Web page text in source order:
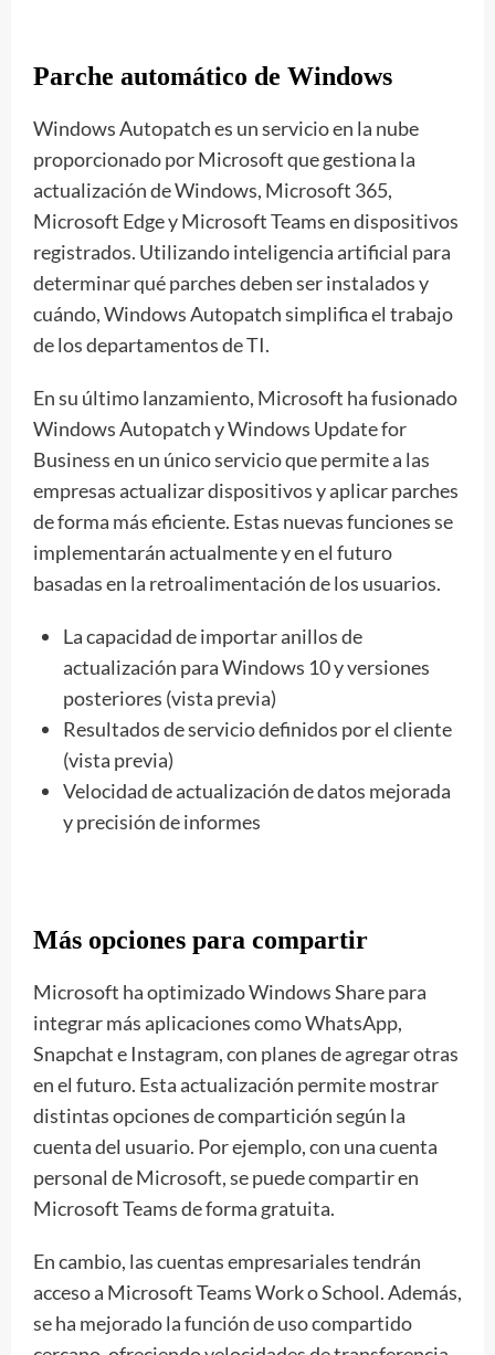
Parche automático de Windows
Windows Autopatch es un servicio en la nube
proporcionado por Microsoft que gestiona la
actualización de Windows, Microsoft 365,
Microsoft Edge y Microsoft Teams en dispositivos
registrados. Utilizando inteligencia artificial para
determinar qué parches deben ser instalados y
cuándo, Windows Autopatch simplifica el trabajo
de los departamentos de TI.
En su último lanzamiento, Microsoft ha fusionado
Windows Autopatch y Windows Update for
Business en un único servicio que permite a las
empresas actualizar dispositivos y aplicar parches
de forma más eficiente. Estas nuevas funciones se
implementarán actualmente y en el futuro
basadas en la retroalimentación de los usuarios.
La capacidad de importar anillos de
actualización para Windows 10 y versiones
posteriores (vista previa)
Resultados de servicio definidos por el cliente
(vista previa)
Velocidad de actualización de datos mejorada
y precisión de informes
Más opciones para compartir
Microsoft ha optimizado Windows Share para
integrar más aplicaciones como WhatsApp,
Snapchat e Instagram, con planes de agregar otras
en el futuro. Esta actualización permite mostrar
distintas opciones de compartición según la
cuenta del usuario. Por ejemplo, con una cuenta
personal de Microsoft, se puede compartir en
Microsoft Teams de forma gratuita.
En cambio, las cuentas empresariales tendrán
acceso a Microsoft Teams Work o School. Además,
se ha mejorado la función de uso compartido